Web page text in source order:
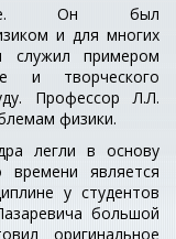
Он был
и для многих
служил примером
и творческого
Профессор Л.Л.
физики.
легли в основу
является
у студентов
большой
оригинальное